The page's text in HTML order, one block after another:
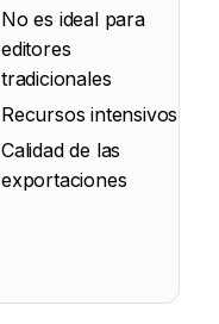
No es ideal para
editores
tradicionales
Recursos intensivos
Calidad de las
exportaciones